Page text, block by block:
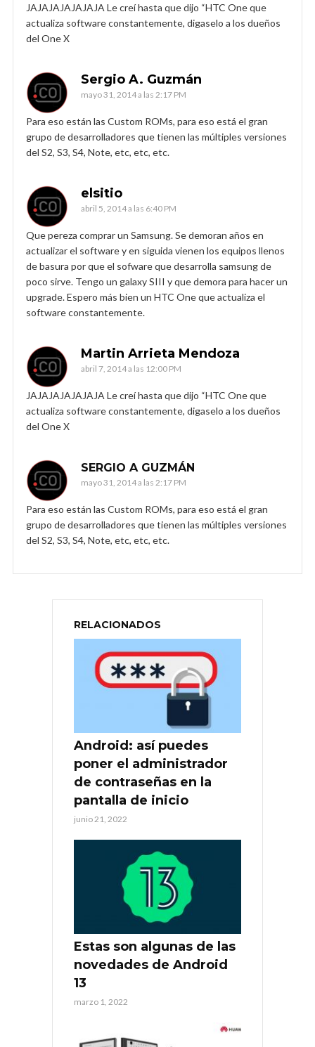
JAJAJAJAJAJAJA Le creí hasta que dijo “HTC One que
actualiza software constantemente, digaselo a los dueños
del One X
Sergio A. Guzmán
mayo 31, 2014 a las 2:17 PM
Para eso están las Custom ROMs, para eso está el gran
grupo de desarrolladores que tienen las múltiples versiones
del S2, S3, S4, Note, etc, etc, etc.
elsitio
abril 5, 2014 a las 6:40 PM
Que pereza comprar un Samsung. Se demoran años en
actualizar el software y en siguida vienen los equipos llenos
de basura por que el sofware que desarrolla samsung de
poco sirve. Tengo un galaxy SIII y que demora para hacer un
upgrade. Espero más bien un HTC One que actualiza el
software constantemente.
Martin Arrieta Mendoza
abril 7, 2014 a las 12:00 PM
JAJAJAJAJAJAJA Le creí hasta que dijo “HTC One que
actualiza software constantemente, digaselo a los dueños
del One X
SERGIO A GUZMÁN
mayo 31, 2014 a las 2:17 PM
Para eso están las Custom ROMs, para eso está el gran
grupo de desarrolladores que tienen las múltiples versiones
del S2, S3, S4, Note, etc, etc, etc.
RELACIONADOS
Android: así puedes
poner el administrador
de contraseñas en la
pantalla de inicio
junio 21, 2022
Estas son algunas de las
novedades de Android
13
marzo 1, 2022